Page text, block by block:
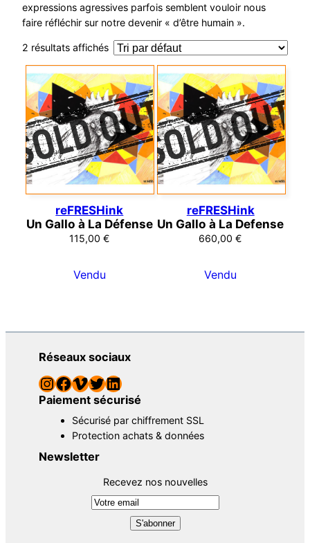
expressions agressives parfois semblent vouloir nous
faire réfléchir sur notre devenir « d’être humain ».
2 résultats affichés
reFRESHink
Un Gallo à La Défense
115,00 €
Vendu
reFRESHink
Un Gallo à La Defense
660,00€
Vendu
Réseaux sociaux
InstagramFacebook Vimeo Twitter LinkedIn
Paiement sécurisé
Sécurisé par chiffrement SSL
Protection achats & données
Newsletter
Recevez nos nouvelles